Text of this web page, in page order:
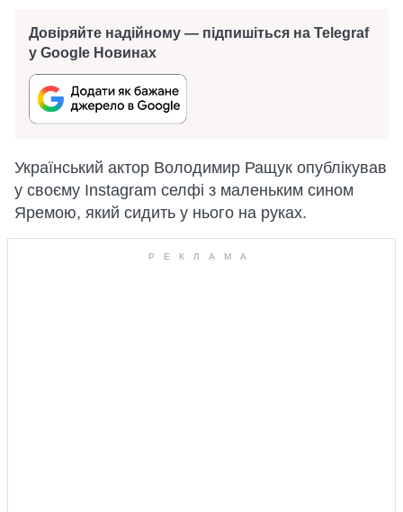
Довіряйте надійному — підпишіться на Telegraf
у Google Новинах
Український актор Володимир Ращук опублікував
у своєму Instagram селфі з маленьким сином
Яремою, який сидить у нього на руках.